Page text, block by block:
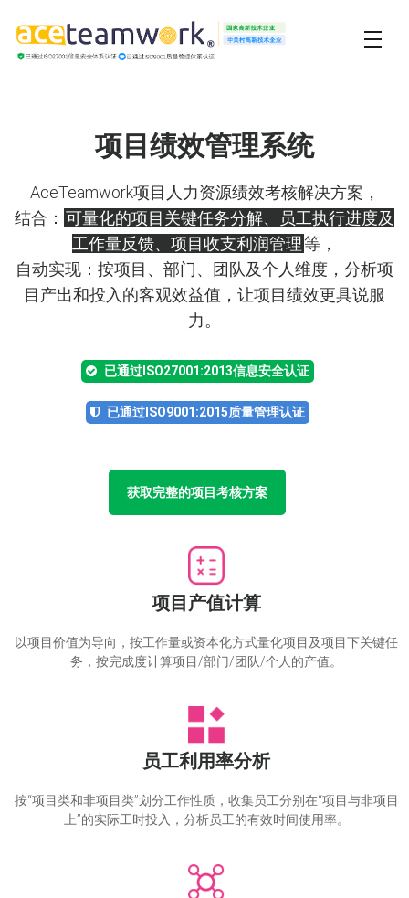
项目绩效管理系统
AceTeamwork项目人力资源绩效考核解决方案，
结合： 可量化的项目关键任务分解、员工执行进度及
工作量反馈、项目收支利润管理等，
自动实现：按项目、部门、团队及个人维度，分析项
目产出和投入的客观效益值，让项目绩效更具说服
力。
已通过ISO27001:2013信息安全认证
已通过ISO9001:2015质量管理认证
获取完整的项目考核方案
项目产值计算
以项目价值为导向，按工作量或资本化方式量化项目及项目下关键任
务，按完成度计算项目/部门/团队/个人的产值。
员工利用率分析
按“项目类和非项目类”划分工作性质，收集员工分别在“项目与非项目
上”的实际工时投入，分析员工的有效时间使用率。